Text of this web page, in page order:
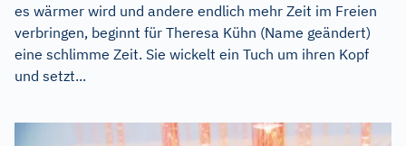
es wärmer wird und andere endlich mehr Zeit im Freien
verbringen, beginnt für Theresa Kühn (Name geändert)
eine schlimme Zeit. Sie wickelt ein Tuch um ihren Kopf
und setzt...